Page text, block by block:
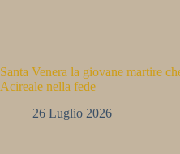
Santa Venera la giovane martire
Acireale nella fede
26 Luglio 2026